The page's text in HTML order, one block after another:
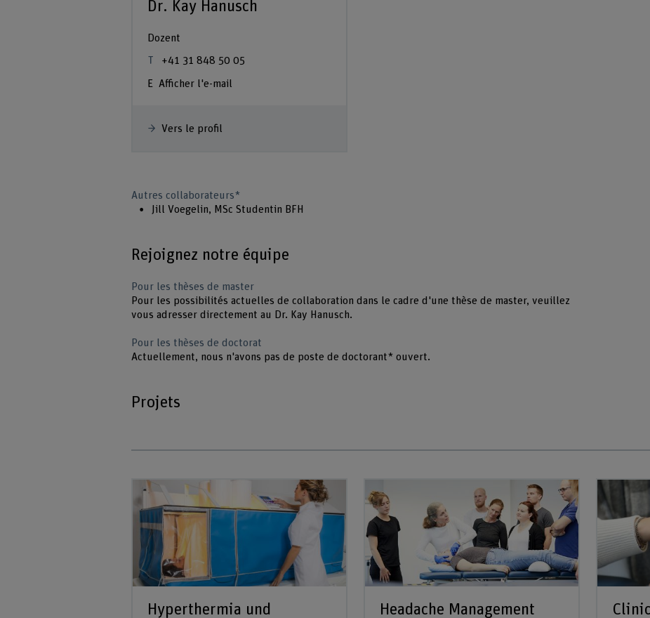
Dr. Kay Hanusch
Dozent
+41 31 848 50 05
Afficher l'e-mail
Vers le profil
Autres collaborateurs*
Jill Voegelin, MSc Studentin BFH
Rejoignez notre équipe
Pour les thèses de master
Pour les possibilités actuelles de collaboration dans le cadre d'une thèse de master, veuillez
vous adresser directement au Dr. Kay Hanusch.
Pour les thèses de doctorat
Actuellement, nous n'avons pas de poste de doctorant* ouvert.
Projets
Hyperthermia und
Headache Management